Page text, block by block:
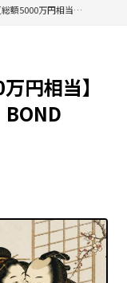
【配布完了】【総額5000万円相当】IZAKAYA GOLD RUSH × BOND FEST開催のお知らせ
円相当】
BOND